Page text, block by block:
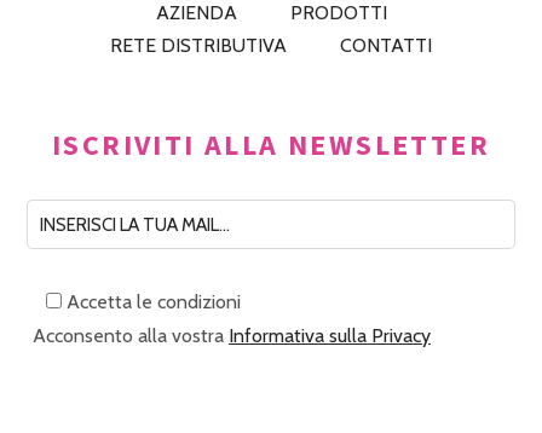
AZIENDA
PRODOTTI
RETE DISTRIBUTIVA
CONTATTI
ISCRIVITI ALLA NEWSLETTER
Accetta le condizioni
Acconsento alla vostra Informativa sulla Privacy